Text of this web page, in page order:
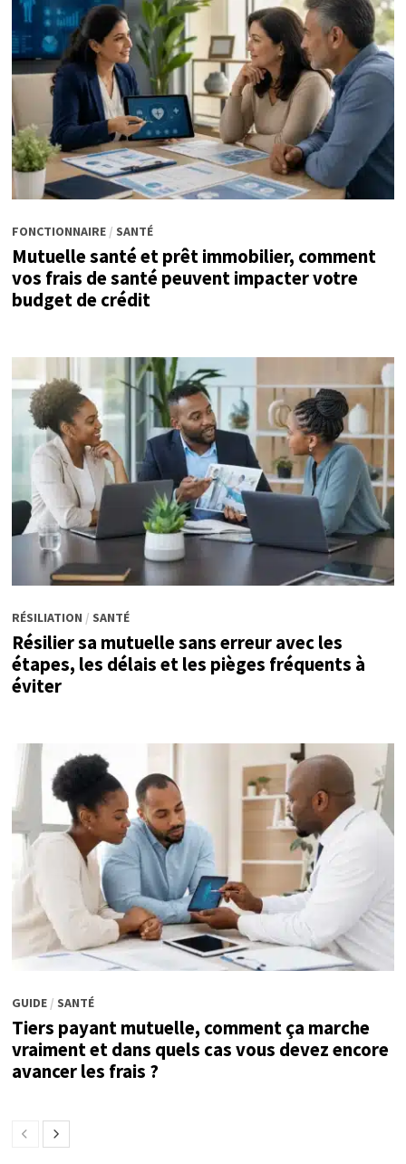
FONCTIONNAIRE/ SANTÉ
Mutuelle santé et prêt immobilier, comment
vos frais de santé peuvent impacter votre
budget de crédit
RÉSILIATION / SANTÉ
Résilier sa mutuelle sans erreur avec les
étapes, les délais et les pièges fréquents à
éviter
GUIDE/ SANTÉ
Tiers payant mutuelle, comment ça marche
vraiment et dans quels cas vous devez encore
avancer les frais ?